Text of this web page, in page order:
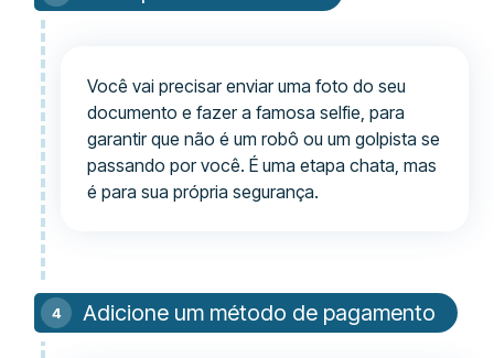
Você vai precisar enviar uma foto do seu
documento e fazer a famosa selfie, para
garantir que não é um robô ou um golpista se
passando por você. É uma etapa chata, mas
é para sua própria segurança.
Adicione um método de pagamento